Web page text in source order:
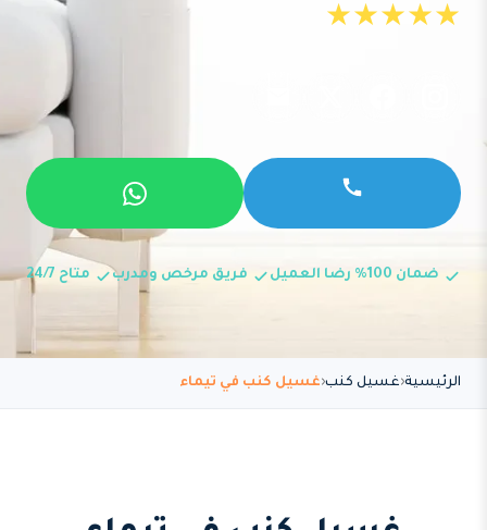
★★★★★
ضمان 100% رضا العميل فريق مرخص ومدرب متاح 24/7
الرئيسية غسيل كنب غسيل كنب في تيماء